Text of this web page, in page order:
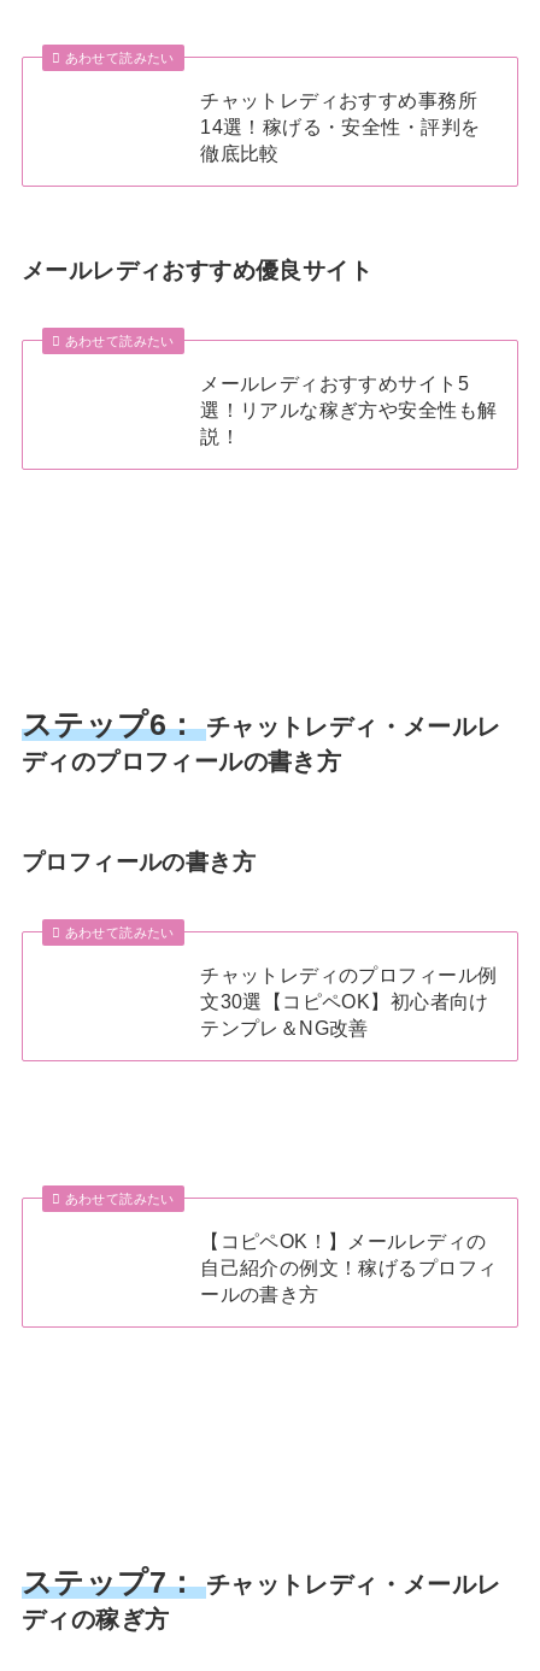
あわせて読みたい
チャットレディおすすめ事務所
14選！稼げる・安全性・評判を
徹底比較
メールレディおすすめ優良サイト
あわせて読みたい
メールレディおすすめサイト5
選！リアルな稼ぎ方や安全性も解
説！
ステップ6： チャットレディ・メールレ
ディのプロフィールの書き方
プロフィールの書き方
あわせて読みたい
チャットレディのプロフィール例
文30選【コピペOK】初心者向け
テンプレ＆NG改善
あわせて読みたい
【コピペOK！】メールレディの
自己紹介の例文！稼げるプロフィ
ールの書き方
ステップ7： チャットレディ・メールレ
ディの稼ぎ方